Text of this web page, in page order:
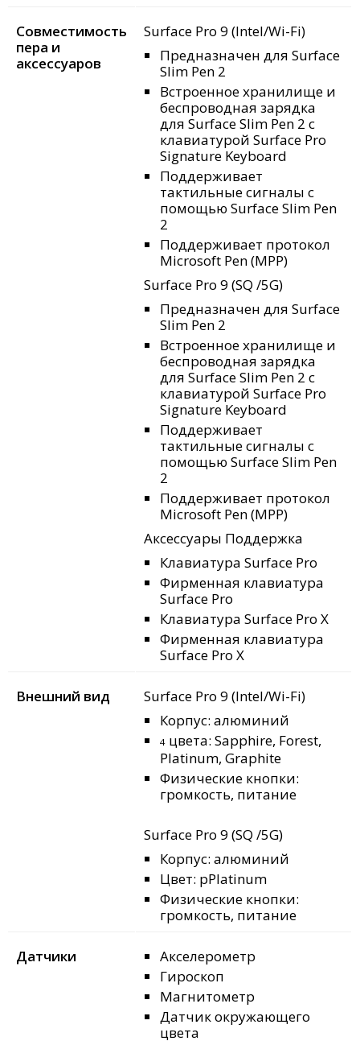
Совместимость
пера и
аксессуаров
Surface Pro 9 (Intel/Wi-Fi)
Предназначен для Surface
Slim Pen 2
Встроенное хранилище и
беспроводная зарядка
для Surface Slim Pen 2 с
клавиатурой Surface Pro
Signature Keyboard
Поддерживает
тактильные сигналы с
помощью Surface Slim Pen
2
Поддерживает протокол
Microsoft Pen (MPP)
Surface Pro 9 (SQ /5G)
Предназначен для Surface
Slim Pen 2
Встроенное хранилище и
беспроводная зарядка
для Surface Slim Pen 2 с
клавиатурой Surface Pro
Signature Keyboard
Поддерживает
тактильные сигналы с
помощью Surface Slim Pen
2
Поддерживает протокол
Microsoft Pen (MPP)
Аксессуары Поддержка
Клавиатура Surface Pro
Фирменная клавиатура
Surface Pro
Клавиатура Surface Pro X
Фирменная клавиатура
Surface Pro X
Внешний вид
Surface Pro 9 (Intel/Wi-Fi)
Корпус: алюминий
4 цвета: Sapphire, Forest,
Platinum, Graphite
Физические кнопки:
громкость, питание
Surface Pro 9 (SQ /5G)
Корпус: алюминий
Цвет: pPlatinum
Физические кнопки:
громкость, питание
Датчики
Акселерометр
Гироскоп
Магнитометр
Датчик окружающего
цвета